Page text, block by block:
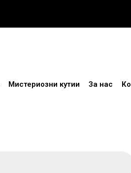
Мистериозни кутии За нас